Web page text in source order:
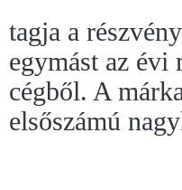
tagja a
egymást az
cégből. A
elsőszámú